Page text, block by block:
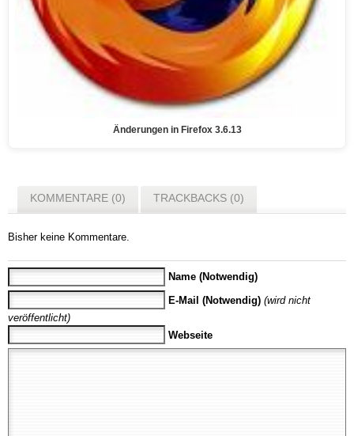
Änderungen in Firefox 3.6.13
KOMMENTARE (0) TRACKBACKS (0)
Bisher keine Kommentare.
Name (Notwendig)
E-Mail (Notwendig) (wird nicht
veröffentlicht)
Webseite